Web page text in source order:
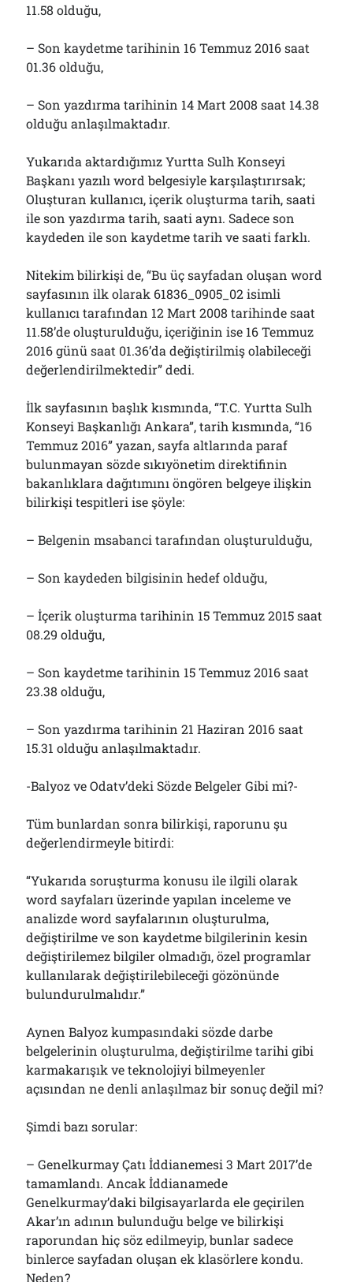
11.58 olduğu,
– Son kaydetme tarihinin 16 Temmuz 2016 saat
01.36 olduğu,
– Son yazdırma tarihinin 14 Mart 2008 saat 14.38
olduğu anlaşılmaktadır.
Yukarıda aktardığımız Yurtta Sulh Konseyi
Başkanı yazılı word belgesiyle karşılaştırırsak;
Oluşturan kullanıcı, içerik oluşturma tarih, saati
ile son yazdırma tarih, saati aynı. Sadece son
kaydeden ile son kaydetme tarih ve saati farklı.
Nitekim bilirkişi de, “Bu üç sayfadan oluşan word
sayfasının ilk olarak 61836_0905_02 isimli
kullanıcı tarafından 12 Mart 2008 tarihinde saat
11.58’de oluşturulduğu, içeriğinin ise 16 Temmuz
2016 günü saat 01.36’da değiştirilmiş olabileceği
değerlendirilmektedir” dedi.
İlk sayfasının başlık kısmında, “T.C. Yurtta Sulh
Konseyi Başkanlığı Ankara”, tarih kısmında, “16
Temmuz 2016” yazan, sayfa altlarında paraf
bulunmayan sözde sıkıyönetim direktifinin
bakanlıklara dağıtımını öngören belgeye ilişkin
bilirkişi tespitleri ise şöyle:
– Belgenin msabanci tarafından oluşturulduğu,
– Son kaydeden bilgisinin hedef olduğu,
– İçerik oluşturma tarihinin 15 Temmuz 2015 saat
08.29 olduğu,
– Son kaydetme tarihinin 15 Temmuz 2016 saat
23.38 olduğu,
– Son yazdırma tarihinin 21 Haziran 2016 saat
15.31 olduğu anlaşılmaktadır.
-Balyoz ve Odatv’deki Sözde Belgeler Gibi mi?-
Tüm bunlardan sonra bilirkişi, raporunu şu
değerlendirmeyle bitirdi:
“Yukarıda soruşturma konusu ile ilgili olarak
word sayfaları üzerinde yapılan inceleme ve
analizde word sayfalarının oluşturulma,
değiştirilme ve son kaydetme bilgilerinin kesin
değiştirilemez bilgiler olmadığı, özel programlar
kullanılarak değiştirilebileceği gözönünde
bulundurulmalıdır.”
Aynen Balyoz kumpasındaki sözde darbe
belgelerinin oluşturulma, değiştirilme tarihi gibi
karmakarışık ve teknolojiyi bilmeyenler
açısından ne denli anlaşılmaz bir sonuç değil mi?
Şimdi bazı sorular:
– Genelkurmay Çatı İddianemesi 3 Mart 2017’de
tamamlandı. Ancak İddianamede
Genelkurmay’daki bilgisayarlarda ele geçirilen
Akar’ın adının bulunduğu belge ve bilirkişi
raporundan hiç söz edilmeyip, bunlar sadece
binlerce sayfadan oluşan ek klasörlere kondu.
Neden?